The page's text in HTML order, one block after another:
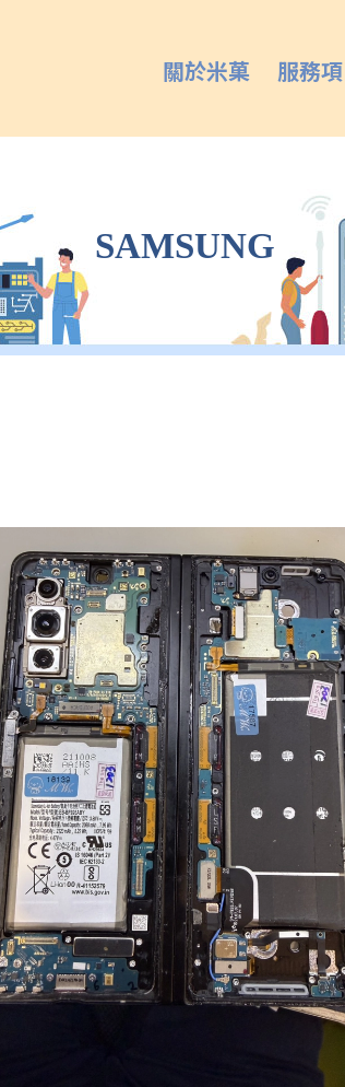
關於米菓 服務
SAMSUNG